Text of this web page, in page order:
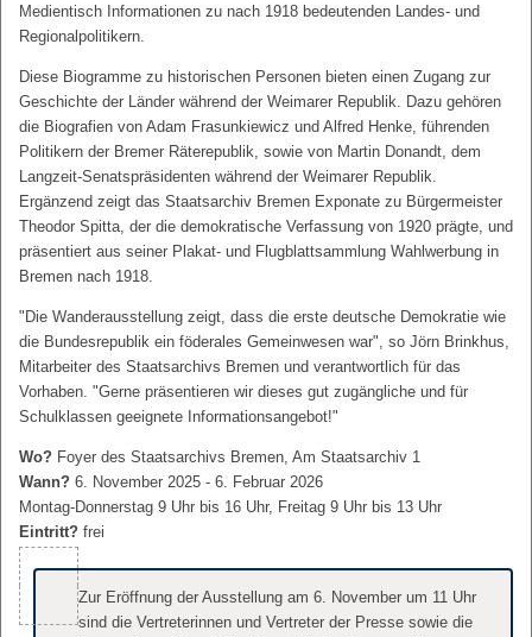
Medientisch Informationen zu nach 1918 bedeutenden Landes- und
Regionalpolitikern.
Diese Biogramme zu historischen Personen bieten einen Zugang zur
Geschichte der Länder während der Weimarer Republik. Dazu gehören
die Biografien von Adam Frasunkiewicz und Alfred Henke, führenden
Politikern der Bremer Räterepublik, sowie von Martin Donandt, dem
Langzeit-Senatspräsidenten während der Weimarer Republik.
Ergänzend zeigt das Staatsarchiv Bremen Exponate zu Bürgermeister
Theodor Spitta, der die demokratische Verfassung von 1920 prägte, und
präsentiert aus seiner Plakat- und Flugblattsammlung Wahlwerbung in
Bremen nach 1918.
"Die Wanderausstellung zeigt, dass die erste deutsche Demokratie wie
die Bundesrepublik ein föderales Gemeinwesen war", so Jörn Brinkhus,
Mitarbeiter des Staatsarchivs Bremen und verantwortlich für das
Vorhaben. "Gerne präsentieren wir dieses gut zugängliche und für
Schulklassen geeignete Informationsangebot!"
Wo? Foyer des Staatsarchivs Bremen, Am Staatsarchiv 1
Wann? 6. November 2025 - 6. Februar 2026
Montag-Donnerstag 9 Uhr bis 16 Uhr, Freitag 9 Uhr bis 13 Uhr
Eintritt? frei
Zur Eröffnung der Ausstellung am 6. November um 11 Uhr
sind die Vertreterinnen und Vertreter der Presse sowie die